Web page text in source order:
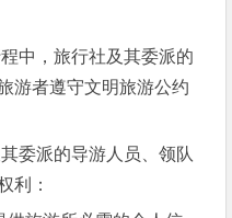
，旅行社及其委派的
游者遵守文明旅游公约
派的导游人员、领队
利：